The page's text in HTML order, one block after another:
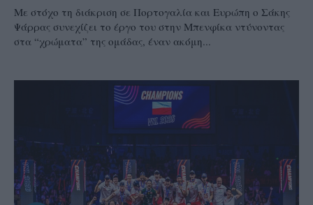
Mε στόχο τη διάκριση σε Πορτογαλία και Ευρώπη ο Σάκης
Ψάρρας συνεχίζει το έργο του στην Μπενφίκα ντύνοντας
στα “χρώματα” της ομάδας, έναν ακόμη...